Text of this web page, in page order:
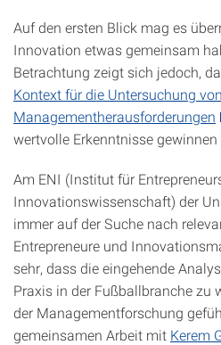
Auf den ersten Blick mag es
Innovation etwas gemeinsam
Betrachtung zeigt sich jedoch,
Kontext für die Untersuchung von
Managementherausforderungen
wertvolle Erkenntnisse
Am ENI (Institut für
Innovationswissenschaft) der
immer auf der Suche nach
Entrepreneure und
sehr, dass die eingehende
Praxis in der Fußballbranche zu
der Managementforschung
gemeinsamen Arbeit mit Kerem